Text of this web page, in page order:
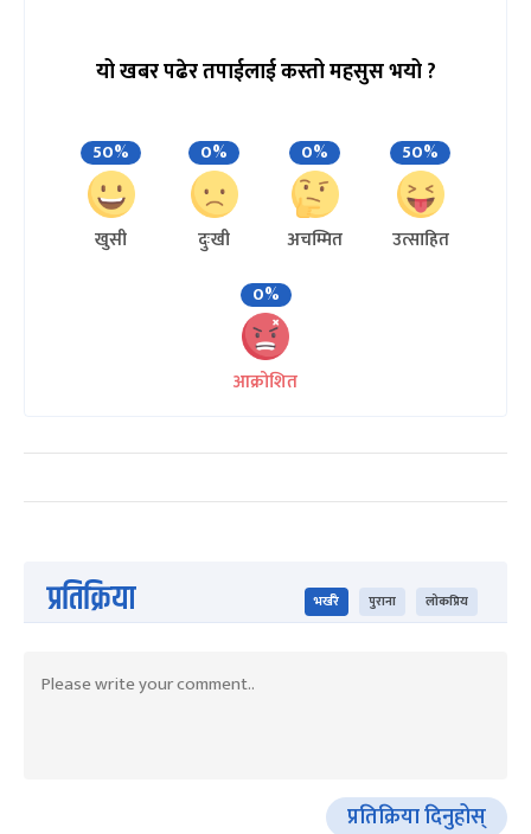
यो खबर पढेर तपाईलाई कस्तो महसुस भयो ?
50%
खुसी
0%
दुःखी
0%
अचम्मित
50%
उत्साहित
0%
आक्रोशित
प्रतिक्रिया भर्खरै पुराना लोकप्रिय
प्रतिक्रिया दिनुहोस्